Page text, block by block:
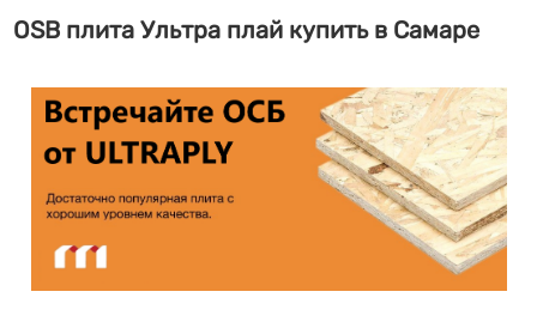
OSB плита Ультра плай купить в Самаре